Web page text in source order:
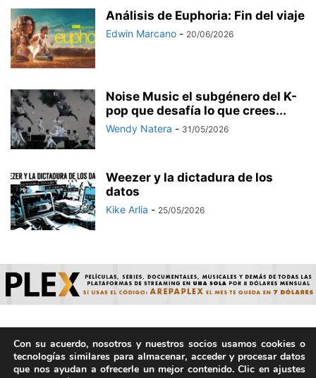
Análisis de Euphoria: Fin del viaje
Edwin Marcano - 20/06/2026
Noise Music el subgénero del K-
pop que desafía lo que crees...
Wendy Natera - 31/05/2026
Weezer y la dictadura de los
datos
Kike Arlia - 25/05/2026
© ArepaVolatil.Com 2021-2025 - Hecho por humanos, no por
IA. | Todos los derechos reservados.
Con su acuerdo, nosotros y nuestros socios usamos cookies o
tecnologías similares para almacenar, acceder y procesar datos
que nos ayudan a ofrecerle un mejor contenido. Clic en ajustes